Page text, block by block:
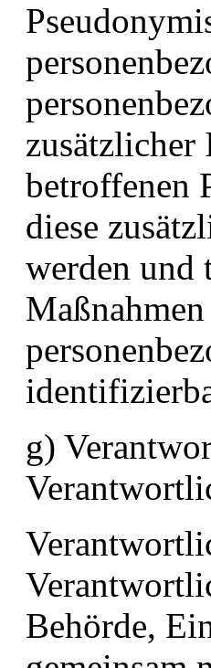
zusätzlicher
betroffenen
diese
werden und
g)
Behörde,